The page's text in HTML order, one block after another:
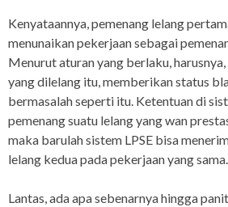
Kenyataannya, pemenang lelang
menunaikan pekerjaan sebagai
Menurut aturan yang berlaku,
yang dilelang itu, memberikan status
bermasalah seperti itu. Ketentuan di
pemenang suatu lelang yang wan
maka barulah sistem LPSE bisa
lelang kedua pada pekerjaan yang sama.
Lantas, ada apa sebenarnya hingga